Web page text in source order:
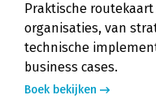
Praktische
organisaties, van
technische
business cases.
Boek bekijken